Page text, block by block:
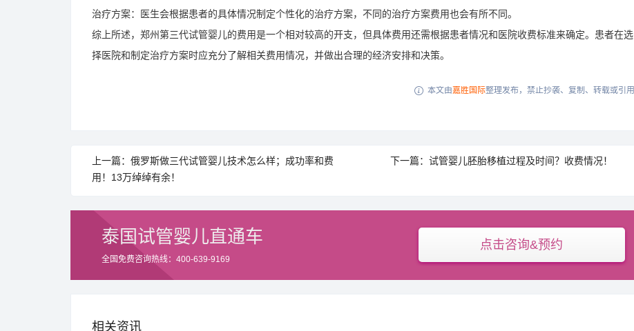
治疗方案：医生会根据患者的具体情况制定个性化的治疗方案，不同的治疗方案费用也会有所不同。
综上所述，郑州第三代试管婴儿的费用是一个相对较高的开支，但具体费用还需根据患者情况和医院收费标准来确定。患者在选
择医院和制定治疗方案时应充分了解相关费用情况，并做出合理的经济安排和决策。
 本文由嘉胜国际整理发布，禁止抄袭、复制、转载或引用
上一篇：俄罗斯做三代试管婴儿技术怎么样；成功率和费
用！13万绰绰有余！
下一篇：试管婴儿胚胎移植过程及时间？收费情况！
泰国试管婴儿直通车
全国免费咨询热线：400-639-9169
点击咨询&预约
相关资讯